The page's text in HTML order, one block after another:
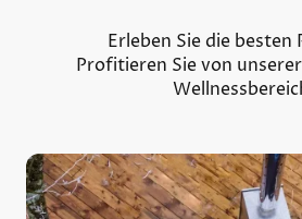
Erleben Sie die besten
Profitieren Sie von